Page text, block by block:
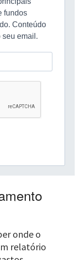
onde o
relatório